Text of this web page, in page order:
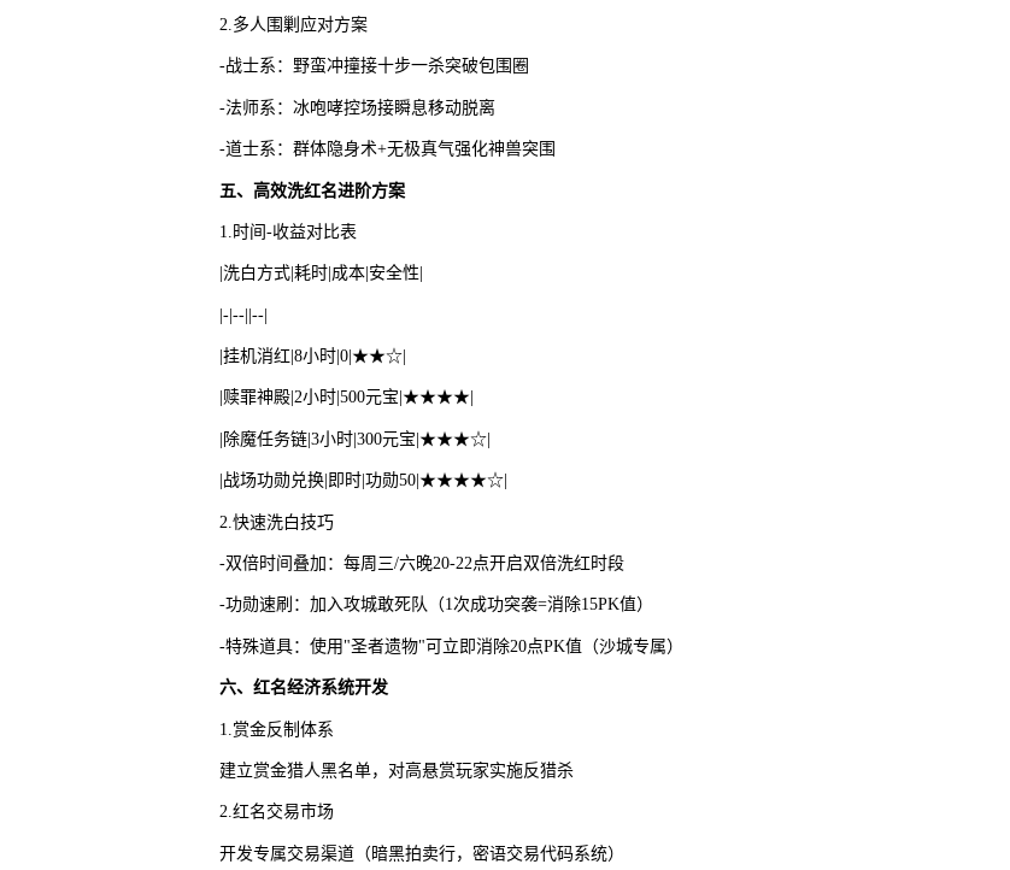
2.多人围剿应对方案
-战士系：野蛮冲撞接十步一杀突破包围圈
-法师系：冰咆哮控场接瞬息移动脱离
-道士系：群体隐身术+无极真气强化神兽突围
五、高效洗红名进阶方案
1.时间-收益对比表
|洗白方式|耗时|成本|安全性|
|-|--||--|
|挂机消红|8小时|0|★★☆|
|赎罪神殿|2小时|500元宝|★★★★|
|除魔任务链|3小时|300元宝|★★★☆|
|战场功勋兑换|即时|功勋50|★★★★☆|
2.快速洗白技巧
-双倍时间叠加：每周三/六晚20-22点开启双倍洗红时段
-功勋速刷：加入攻城敢死队（1次成功突袭=消除15PK值）
-特殊道具：使用"圣者遗物"可立即消除20点PK值（沙城专属）
六、红名经济系统开发
1.赏金反制体系
建立赏金猎人黑名单，对高悬赏玩家实施反猎杀
2.红名交易市场
开发专属交易渠道（暗黑拍卖行，密语交易代码系统）